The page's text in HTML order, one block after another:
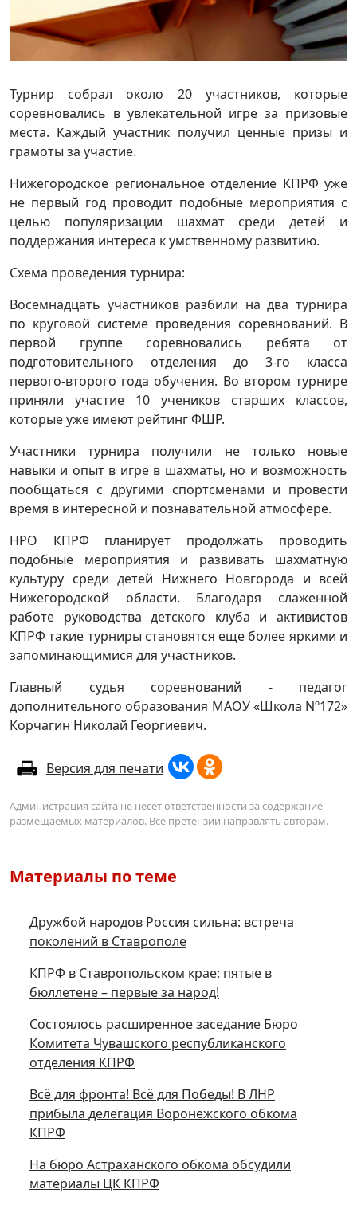
Турнир собрал около 20 участников, которые
соревновались в увлекательной игре за призовые
места. Каждый участник получил ценные призы и
грамоты за участие.
Нижегородское региональное отделение КПРФ уже
не первый год проводит подобные мероприятия с
целью популяризации шахмат среди детей и
поддержания интереса к умственному развитию.
Схема проведения турнира:
Восемнадцать участников разбили на два турнира
по круговой системе проведения соревнований. В
первой группе соревновались ребята от
подготовительного отделения до 3-го класса
первого-второго года обучения. Во втором турнире
приняли участие 10 учеников старших классов,
которые уже имеют рейтинг ФШР.
Участники турнира получили не только новые
навыки и опыт в игре в шахматы, но и возможность
пообщаться с другими спортсменами и провести
время в интересной и познавательной атмосфере.
НРО КПРФ планирует продолжать проводить
подобные мероприятия и развивать шахматную
культуру среди детей Нижнего Новгорода и всей
Нижегородской области. Благодаря слаженной
работе руководства детского клуба и активистов
КПРФ такие турниры становятся еще более яркими и
запоминающимися для участников.
Главный судья соревнований - педагог
дополнительного образования МАОУ «Школа Nº172»
Корчагин Николай Георгиевич.
Версия для печати
Администрация сайта не несёт ответственности за содержание
размещаемых материалов. Все претензии направлять авторам.
Материалы по теме
Дружбой народов Россия сильна: встреча
поколений в Ставрополе
КПРФ в Ставропольском крае: пятые в
бюллетене – первые за народ!
Состоялось расширенное заседание Бюро
Комитета Чувашского республиканского
отделения КПРФ
Всё для фронта! Всё для Победы! В ЛНР
прибыла делегация Воронежского обкома
КПРФ
На бюро Астраханского обкома обсудили
материалы ЦК КПРФ